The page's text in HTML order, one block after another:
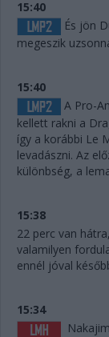
15:40
És jön
megeszik
15:40
A Pro-
kellett rakni a
így a korábbi Le
levadászni. Az
különbség, a
15:38
22 perc van
valamilyen
ennél jóval
15:34